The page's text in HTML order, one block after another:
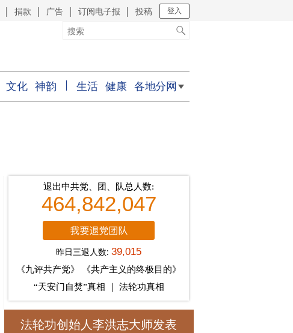
捐款 广告 订阅电子报 投稿 登入
文化 神韵 生活 健康 各地分网
退出中共党、团、队总人数:
464,842,047
昨日三退人数:39,015
《九评共产党》
《共产主义的终极目的》
“天安门自焚”真相
法轮功真相
法轮功创始人李洪志大师发表